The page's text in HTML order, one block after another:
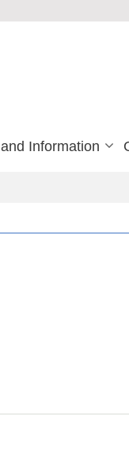
Information